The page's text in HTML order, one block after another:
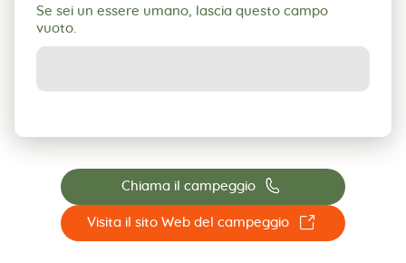
Se sei un essere umano, lascia questo campo
vuoto.
Chiama il campeggio 📞
Visita il sito Web del campeggio ☐